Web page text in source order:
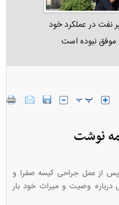
نفت در عملکرد خود
موفق نبوده است
نوشت
پس از عمل جراحی کیسه صفرا و
درباره وصیت و میراث خود بار